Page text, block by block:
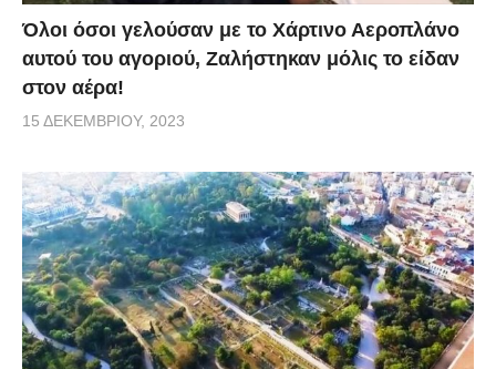
Όλοι όσοι γελούσαν με το Χάρτινο Αεροπλάνο
αυτού του αγοριού, Ζαλήστηκαν μόλις το είδαν
στον αέρα!
15 ΔΕΚΕΜΒΡΊΟΥ, 2023